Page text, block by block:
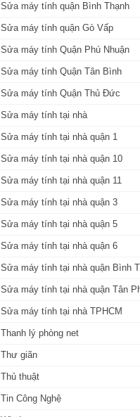
Sửa máy tính quận Bình Thạnh
Sửa máy tính quận Gò Vấp
Sửa máy tính Quận Phú Nhuận
Sửa máy tính Quận Tân Bình
Sửa máy tính Quận Thủ Đức
Sửa máy tính tại nhà
Sửa máy tính tại nhà quận 1
Sửa máy tính tại nhà quận 10
Sửa máy tính tại nhà quận 11
Sửa máy tính tại nhà quận 3
Sửa máy tính tại nhà quận 5
Sửa máy tính tại nhà quận 6
Sửa máy tính tại nhà quận Bình
Sửa máy tính tại nhà quận Tân
Sửa máy tính tại nhà TPHCM
Thanh lý phòng net
Thư giãn
Thủ thuật
Tin Công Nghệ